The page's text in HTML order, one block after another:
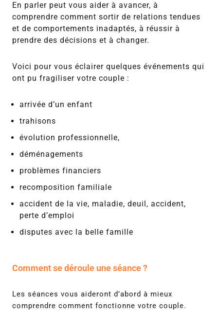
En parler peut vous aider à avancer, à
comprendre comment sortir de relations tendues
et de comportements inadaptés, à réussir à
prendre des décisions et à changer.
Voici pour vous éclairer quelques événements qui
ont pu fragiliser votre couple :
arrivée d’un enfant
trahisons
évolution professionnelle,
déménagements
problèmes financiers
recomposition familiale
accident de la vie, maladie, deuil, accident,
perte d’emploi
disputes avec la belle famille
Comment se déroule une séance ?
Les séances vous aideront d’abord à mieux
comprendre comment fonctionne votre couple.